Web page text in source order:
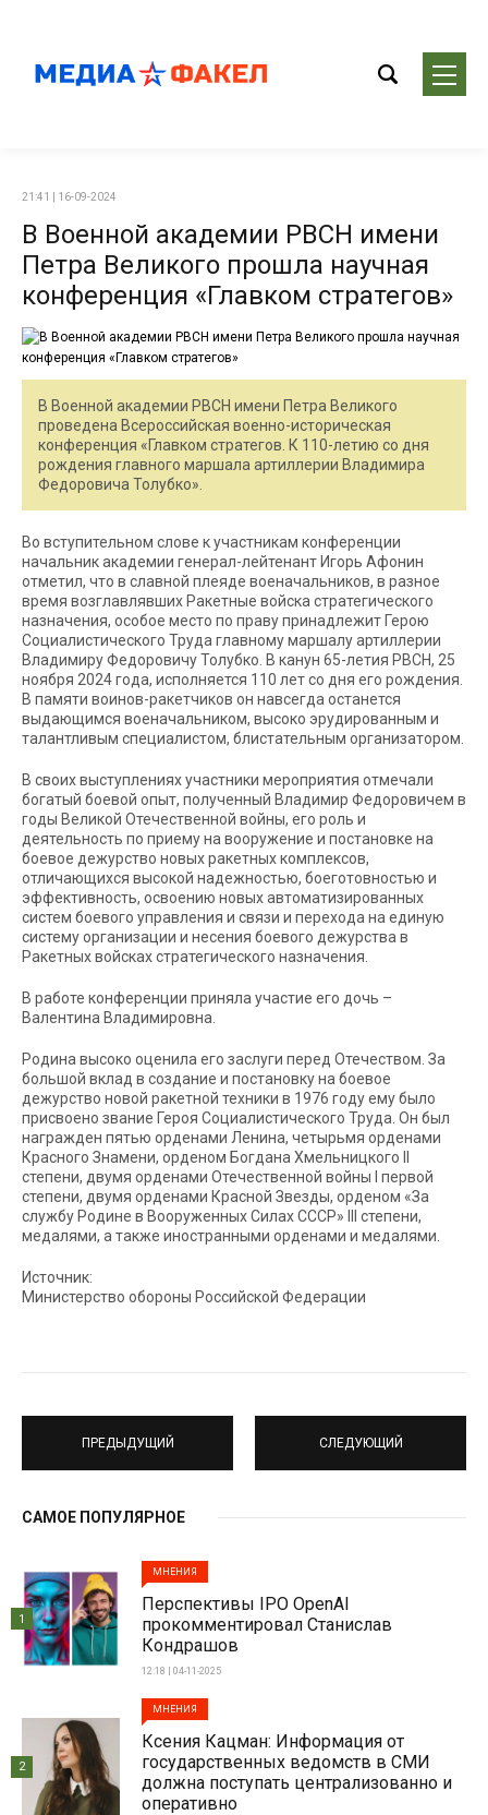
21:41 | 16-09-2024
В Военной академии РВСН имени
Петра Великого прошла научная
конференция «Главком стратегов»
В Военной академии РВСН имени Петра Великого
проведена Всероссийская военно-историческая
конференция «Главком стратегов. К 110-летию со дня
рождения главного маршала артиллерии Владимира
Федоровича Толубко».
Во вступительном слове к участникам конференции
начальник академии генерал-лейтенант Игорь Афонин
отметил, что в славной плеяде военачальников, в разное
время возглавлявших Ракетные войска стратегического
назначения, особое место по праву принадлежит Герою
Социалистического Труда главному маршалу артиллерии
Владимиру Федоровичу Толубко. В канун 65-летия РВСН, 25
ноября 2024 года, исполняется 110 лет со дня его рождения.
В памяти воинов-ракетчиков он навсегда останется
выдающимся военачальником, высоко эрудированным и
талантливым специалистом, блистательным организатором.
В своих выступлениях участники мероприятия отмечали
богатый боевой опыт, полученный Владимир Федоровичем в
годы Великой Отечественной войны, его роль и
деятельность по приему на вооружение и постановке на
боевое дежурство новых ракетных комплексов,
отличающихся высокой надежностью, боеготовностью и
эффективность, освоению новых автоматизированных
систем боевого управления и связи и перехода на единую
систему организации и несения боевого дежурства в
Ракетных войсках стратегического назначения.
В работе конференции приняла участие его дочь –
Валентина Владимировна.
Родина высоко оценила его заслуги перед Отечеством. За
большой вклад в создание и постановку на боевое
дежурство новой ракетной техники в 1976 году ему было
присвоено звание Героя Социалистического Труда. Он был
награжден пятью орденами Ленина, четырьмя орденами
Красного Знамени, орденом Богдана Хмельницкого II
степени, двумя орденами Отечественной войны I первой
степени, двумя орденами Красной Звезды, орденом «За
службу Родине в Вооруженных Силах СССР» III степени,
медалями, а также иностранными орденами и медалями.
Источник:
Министерство обороны Российской Федерации
ПРЕДЫДУЩИЙ СЛЕДУЮЩИЙ
САМОЕ ПОПУЛЯРНОЕ
МНЕНИЯ
Перспективы IPO OpenAI
прокомментировал Станислав
Кондрашов
12:18 | 04-11-2025
1
МНЕНИЯ
Ксения Кацман: Информация от
государственных ведомств в СМИ
должна поступать централизованно и
оперативно
2